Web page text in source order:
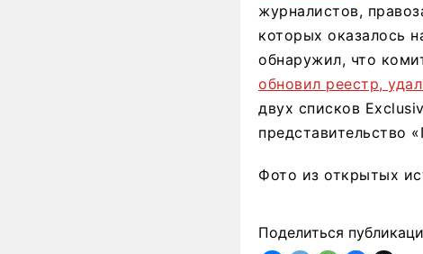
журналистов,
которых оказалось
обнаружил, что
обновил реестр,
двух списков
представительство
Фото из открытых
Поделиться